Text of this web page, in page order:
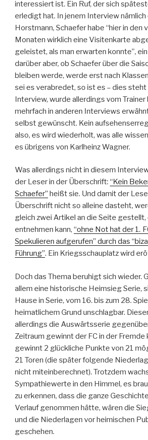
interessiert ist. Ein Ruf, der sich
erledigt hat. In jenem Interview nämlich
Horstmann, Schaefer habe “hier in den
Monaten wirklich eine Visitenkarte
geleistet, als man erwarten konnte”,
darüber aber, ob Schaefer über die
bleiben werde, werde erst nach
sei es verabredet, so ist es – dies steht
Interview, wurde allerdings vom Trainer
mehrfach in anderen Interviews
selbst gewünscht. Kein
also, es wird wiederholt, was alle
es übrigens von Karlheinz Wagner.
Was allerdings nicht in diesem
der Leser in der Überschrift: “Kein
Schaefer” heißt sie. Und damit der
Überschrift nicht so alleine dasteht,
gleich zwei Artikel an die Seite gestellt,
entnehmen kann, “ohne Not hat der 1.
Spekulieren aufgerufen” durch das
Führung”. Ein Kriegsschauplatz wird
Doch das Thema beruhigt sich wieder.
allem eine historische Heimsieg Serie,
Hause in Serie, vom 16. bis zum 28.
heimatlichem Grund unschlagbar.
allerdings die Auswärtsserie
Zeitraum gewinnt der FC in der Fremde
gewinnt 2 glückliche Punkte von 21
21 Toren (die später folgende
nicht miteinberechnet). Trotzdem
Sympathiewerte in den Himmel, es
zu erkennen, dass die ganze
Verlauf genommen hätte, wären die
und die Niederlagen vor heimischen
geschehen.